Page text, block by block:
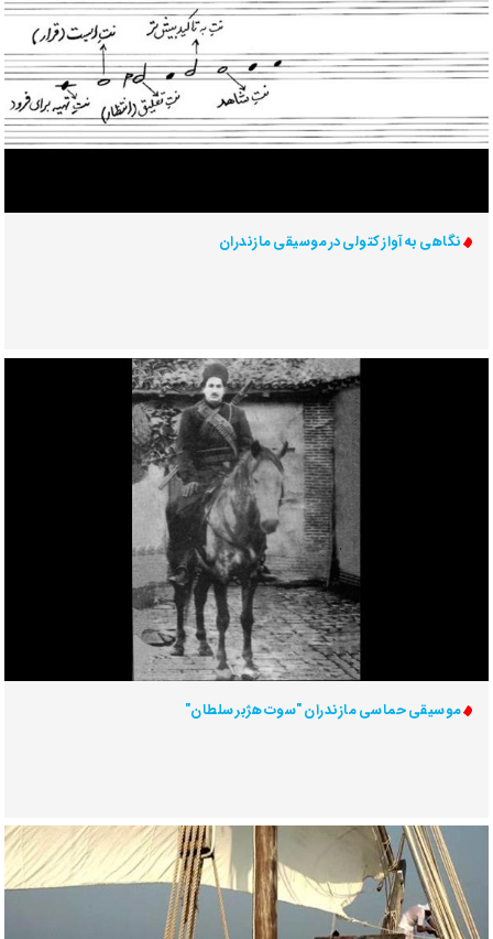
نگاهی به آواز کتولی در موسیقی مازندران
موسيقی حماسی مازندران "سوت هژبر سلطان"